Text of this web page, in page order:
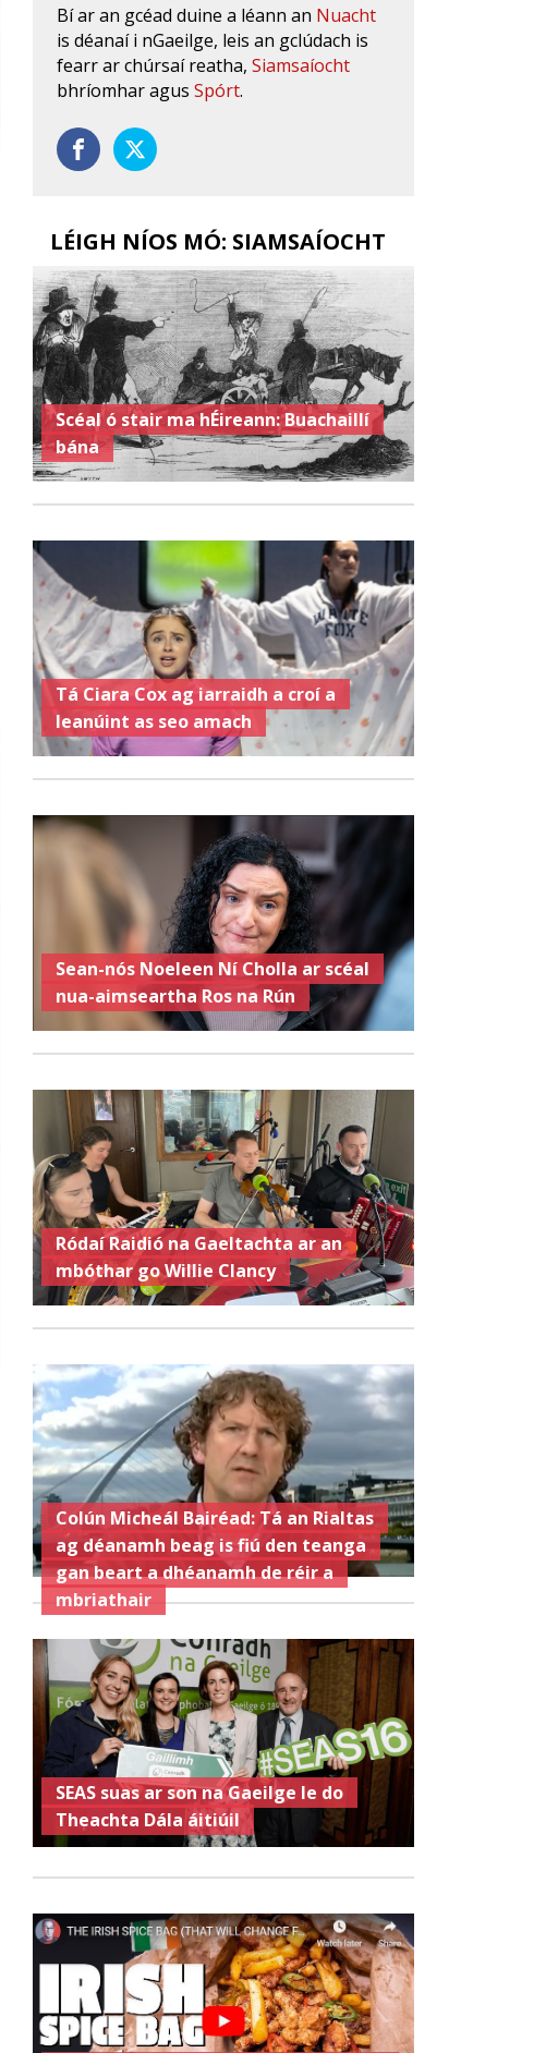
Bí ar an gcéad duine a léann an Nuacht
is déanaí i nGaeilge, leis an gclúdach is
fearr ar chúrsaí reatha,Siamsaíocht
bhríomhar agusSpórt.
LÉIGH NÍOS MÓ: SIAMSAÍOCHT
Scéal ó stair ma hÉireann: Buachaillí
bána
Tá Ciara Cox ag iarraidh a croí a
leanúint as seo amach
Sean-nós Noeleen Ní Cholla ar scéal
nua-aimseartha Ros na Rún
Ródaí Raidió na Gaeltachta ar an
mbóthar go Willie Clancy
Colún Micheál Bairéad: Tá an Rialtas
ag déanamh beag is fiú den teanga
gan beart a dhéanamh de réir a
mbriathair
SEAS suas ar son na Gaeilge le do
Theachta Dála áitiúil